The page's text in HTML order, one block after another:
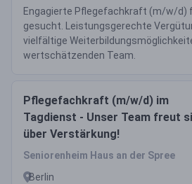
Engagierte Pflegefachkraft (m/w/d)
gesucht. Leistungsgerechte
vielfältige
wertschätzenden Team.
Pflegefachkraft (m/w/d) im
Tagdienst - Unser Team freut
über Verstärkung!
Seniorenheim Haus an der Spree
Berlin